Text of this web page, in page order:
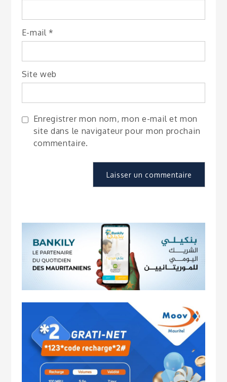
E-mail *
Site web
Enregistrer mon nom, mon e-mail et mon
site dans le navigateur pour mon prochain
commentaire.